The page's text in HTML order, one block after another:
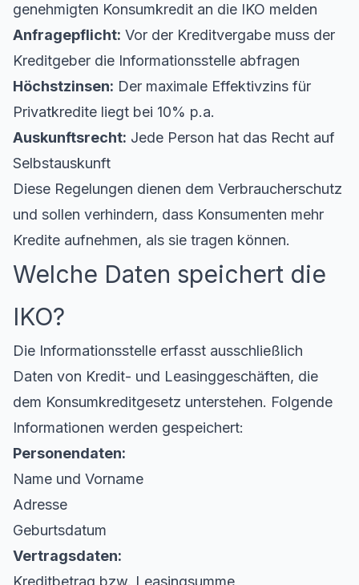
genehmigten Konsumkredit an die IKO melden
Anfragepflicht: Vor der Kreditvergabe muss der
Kreditgeber die Informationsstelle abfragen
Höchstzinsen: Der maximale Effektivzins für
Privatkredite liegt bei 10% p.a.
Auskunftsrecht: Jede Person hat das Recht auf
Selbstauskunft
Diese Regelungen dienen dem Verbraucherschutz
und sollen verhindern, dass Konsumenten mehr
Kredite aufnehmen, als sie tragen können.
Welche Daten speichert die
IKO?
Die Informationsstelle erfasst ausschließlich
Daten von Kredit- und Leasinggeschäften, die
dem Konsumkreditgesetz unterstehen. Folgende
Informationen werden gespeichert:
Personendaten:
Name und Vorname
Adresse
Geburtsdatum
Vertragsdaten:
Kreditbetrag bzw. Leasingsumme